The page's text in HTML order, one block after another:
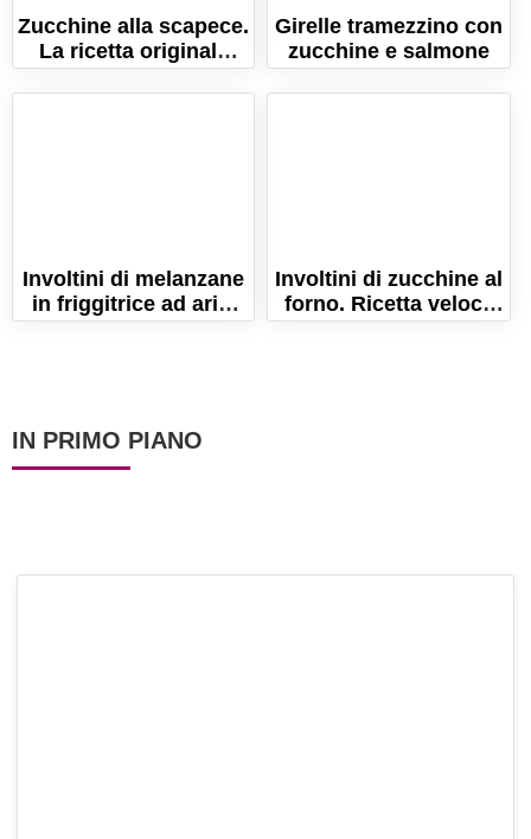
Zucchine alla scapece.
La ricetta originale
napoletana!
Girelle tramezzino con
zucchine e salmone
Involtini di melanzane
in friggitrice ad aria.
La ricetta light!
Involtini di zucchine al
forno. Ricetta veloce
per fare i rotolini
IN PRIMO PIANO